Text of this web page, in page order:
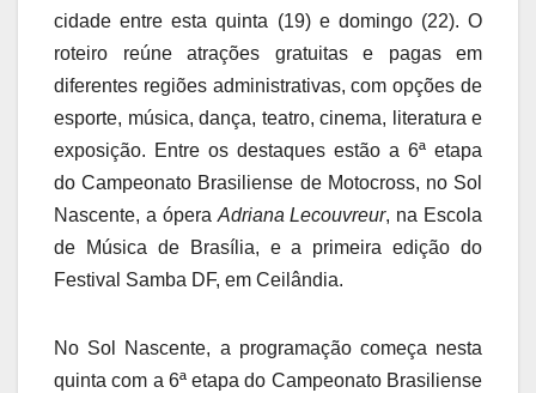
cidade entre esta quinta (19) e domingo (22). O
roteiro reúne atrações gratuitas e pagas em
diferentes regiões administrativas, com opções de
esporte, música, dança, teatro, cinema, literatura e
exposição. Entre os destaques estão a 6ª etapa
do Campeonato Brasiliense de Motocross, no Sol
Nascente, a ópera Adriana Lecouvreur, na Escola
de Música de Brasília, e a primeira edição do
Festival Samba DF, em Ceilândia.
No Sol Nascente, a programação começa nesta
quinta com a 6ª etapa do Campeonato Brasiliense